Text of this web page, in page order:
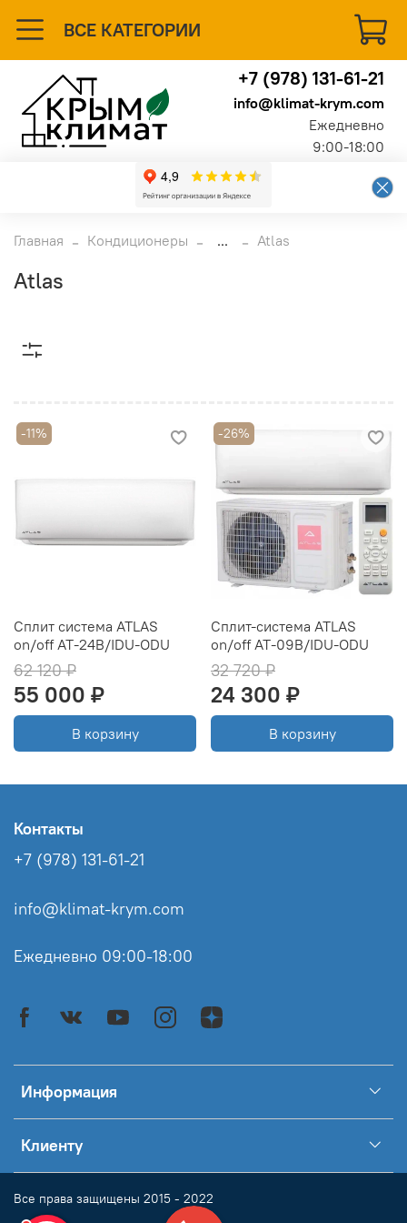
ВСЕ КАТЕГОРИИ
+7 (978) 131-61-21
info@klimat-krym.com
Ежедневно
9:00-18:00
Главная Кондиционеры ... Atlas
Atlas
-11%
Сплит система ATLAS
on/off AT-24B/IDU-ODU
62 120 ₽
55 000 ₽
В корзину
-26%
Сплит-система ATLAS
on/off AT-09B/IDU-ODU
32 720 ₽
24 300 ₽
В корзину
Информация
Клиенту
Контакты
+7 (978) 131-61-21
info@klimat-krym.com
Ежедневно 09:00-18:00
Все права защищены 2015 - 2022